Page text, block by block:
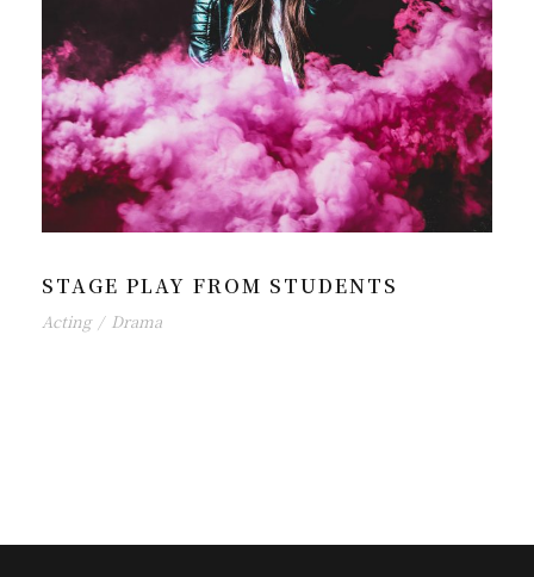
STAGE PLAY FROM STUDENTS
Acting / Drama